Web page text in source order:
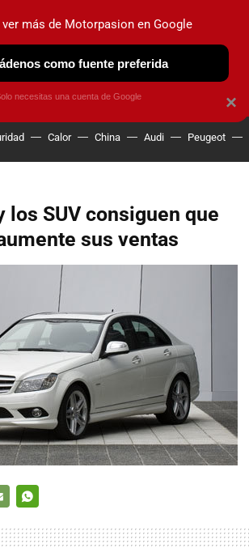
ELÉCTRICOS OBSERVATORIO
Calor China Audi Peugeot
los SUV consiguen que
sus ventas
×
ver más de Motorpasion en Google
como fuente preferida
necesitas una cuenta de Google